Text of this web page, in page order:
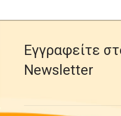
Εγγραφείτε
Newsletter